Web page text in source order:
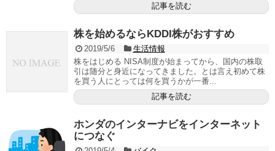
記事を読む
株を始めるならKDDI株がおすすめ
2019/5/6
生活情報
株をはじめる NISA制度が始まってから、国内の株取
引は随分と身近になってきました。とは言え初めて株
を買う人にとっては何を買うかが一番...
記事を読む
ホンダのインターナビをインターネット
につなぐ